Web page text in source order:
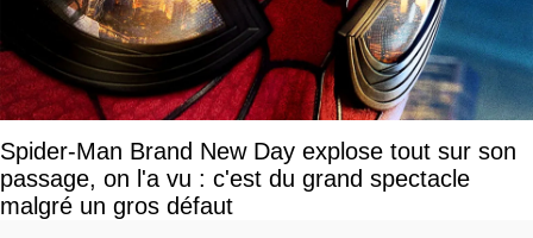
Spider-Man Brand New Day explose tout sur son
passage, on l'a vu : c'est du grand spectacle
malgré un gros défaut